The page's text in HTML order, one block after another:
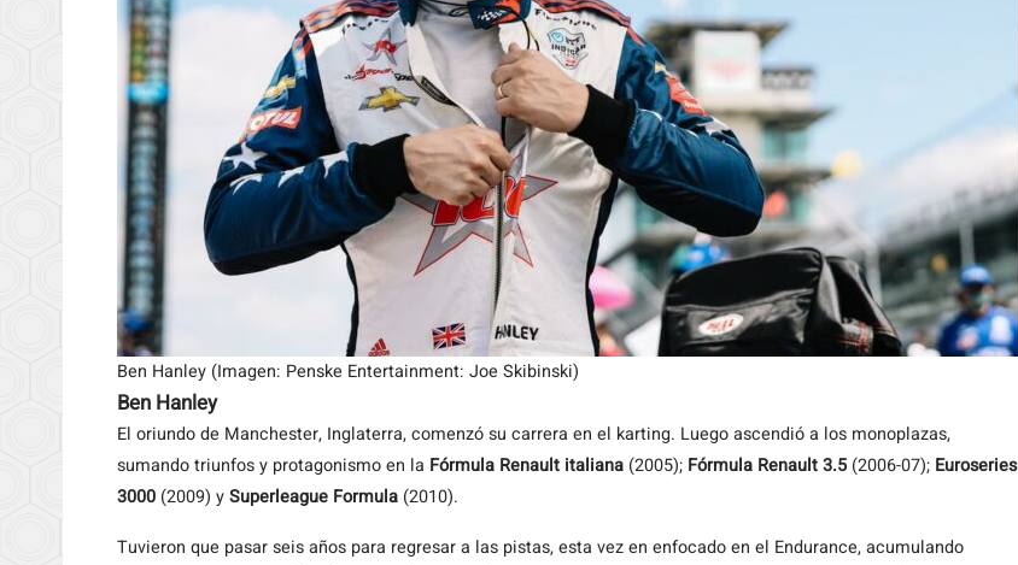
Ben Hanley (Imagen: Penske Entertainment: Joe Skibinski)
Ben Hanley
El oriundo de Manchester, Inglaterra, comenzó su carrera en el karting. Luego ascendió a los monoplazas,
sumando triunfos y protagonismo en la Fórmula Renault italiana (2005); Fórmula Renault 3.5 (2006-07); Euroseries
3000 (2009) ySuperleague Formula (2010).
Tuvieron que pasar seis años para regresar a las pistas, esta vez en enfocado en el Endurance, acumulando